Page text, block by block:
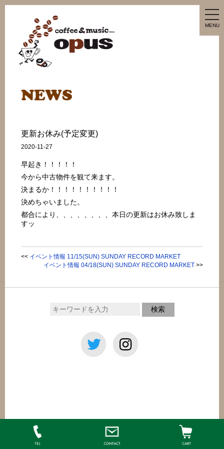
MENU
更新お休み(予定変更)
2020-11-27
早起き！！！！！
今から中古物件を観て来ます。
決まるか！！！！！！！！！！
決めちゃいました。
都合により、、、、、、、、本日の更新はお休み致しま
すッ
<< イベント情報 11/15(SUN) SUNDAY RECORD MARKET
イベント情報 04/18(SUN) SUNDAY RECORD MARKET>>